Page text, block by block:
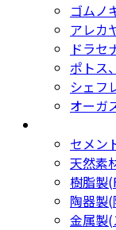
ゴムノ
アレカ
ドラセ
ポトス
シェフ
オーガ
セメン
天然素
樹脂製
陶器製
金属製